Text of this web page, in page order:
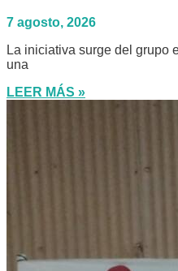
7 agosto, 2026
La iniciativa surge del grupo
una
LEER MÁS »